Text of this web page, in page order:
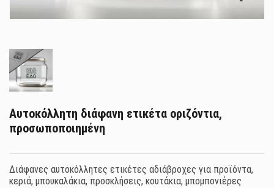
Αυτοκόλλητη διάφανη ετικέτα οριζόντια,
προσωποποιημένη
Διάφανες αυτοκόλλητες ετικέτες αδιάβροχες για προϊόντα,
κεριά, μπουκαλάκια, προσκλήσεις, κουτάκια, μπομπονιέρες